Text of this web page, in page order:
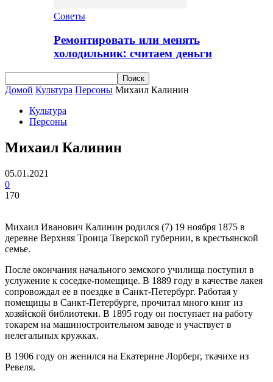
Советы
Ремонтировать или менять
холодильник: считаем деньги
Домой Культура Персоны Михаил Калинин
Культура
Персоны
Михаил Калинин
05.01.2021
0
170
Михаил Иванович Калинин родился (7) 19 ноября 1875 в
деревне Верхняя Троица Тверской губернии, в крестьянской
семье.
После окончания начального земского училища поступил в
услужение к соседке-помещице. В 1889 году в качестве лакея
сопровождал ее в поездке в Санкт-Петербург. Работая у
помещицы в Санкт-Петербурге, прочитал много книг из
хозяйской библиотеки. В 1895 году он поступает на работу
токарем на машиностроительном заводе и участвует в
нелегальных кружках.
В 1906 году он женился на Екатерине Лорберг, ткачихе из
Ревеля.